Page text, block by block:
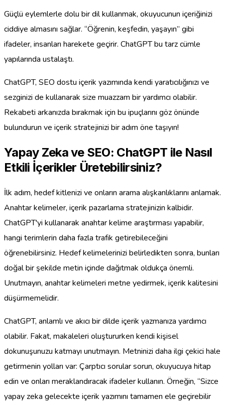
Güçlü eylemlerle dolu bir dil kullanmak, okuyucunun içeriğinizi
ciddiye almasını sağlar. “Öğrenin, keşfedin, yaşayın” gibi
ifadeler, insanları harekete geçirir. ChatGPT bu tarz cümle
yapılarında ustalaştı.
ChatGPT, SEO dostu içerik yazımında kendi yaratıcılığınızı ve
sezginizi de kullanarak size muazzam bir yardımcı olabilir.
Rekabeti arkanızda bırakmak için bu ipuçlarını göz önünde
bulundurun ve içerik stratejinizi bir adım öne taşıyın!
Yapay Zeka ve SEO: ChatGPT ile Nasıl
Etkili İçerikler Üretebilirsiniz?
İlk adım, hedef kitlenizi ve onların arama alışkanlıklarını anlamak.
Anahtar kelimeler, içerik pazarlama stratejinizin kalbidir.
ChatGPT'yi kullanarak anahtar kelime araştırması yapabilir,
hangi terimlerin daha fazla trafik getirebileceğini
öğrenebilirsiniz. Hedef kelimelerinizi belirledikten sonra, bunları
doğal bir şekilde metin içinde dağıtmak oldukça önemli.
Unutmayın, anahtar kelimeleri metne yedirmek, içerik kalitesini
düşürmemelidir.
ChatGPT, anlamlı ve akıcı bir dilde içerik yazmanıza yardımcı
olabilir. Fakat, makaleleri oluştururken kendi kişisel
dokunuşunuzu katmayı unutmayın. Metninizi daha ilgi çekici hale
getirmenin yolları var: Çarptıcı sorular sorun, okuyucuya hitap
edin ve onları meraklandıracak ifadeler kullanın. Örneğin, “Sizce
yapay zeka gelecekte içerik yazımını tamamen ele geçirebilir